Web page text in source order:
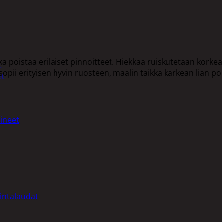
poistaa erilaiset pinnoitteet. Hiekkaa ruiskutetaan
erityisen hyvin ruosteen, maalin taikka karkean lian